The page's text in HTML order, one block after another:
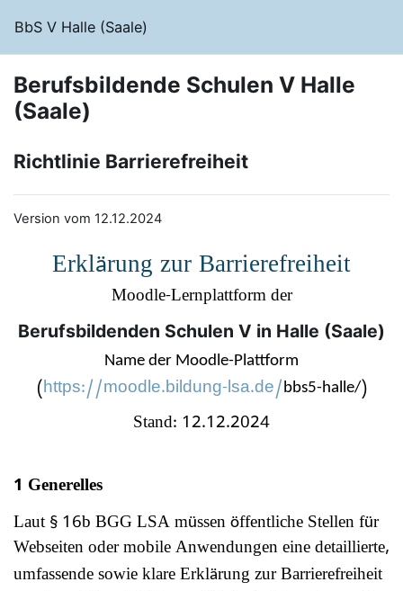
BbS V Halle (Saale)
Berufsbildende Schulen V Halle
(Saale)
Richtlinie Barrierefreiheit
Version vom 12.12.2024
Erklärung zur Barrierefreiheit
Moodle-Lernplattform der
Berufsbildenden Schulen V in Halle (Saale)
Name der Moodle-Plattform
(https://moodle.bildung-lsa.de/bbs5-halle/)
Stand: 12.12.2024
1 Generelles
Laut § 16b BGG LSA müssen öffentliche Stellen für
Webseiten oder mobile Anwendungen eine detaillierte,
umfassende sowie klare Erklärung zur Barrierefreiheit